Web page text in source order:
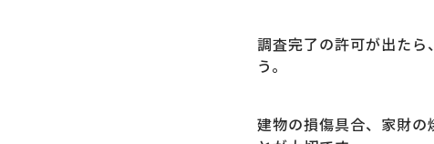
調査完了の許可が出た
う。
建物の損傷具合、家財